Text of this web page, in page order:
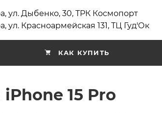
ул. Дыбенко, 30, ТРК Космопорт
ул. Красноармейская 131, ТЦ Гуд'Ок
КАК КУПИТЬ
15 Pro